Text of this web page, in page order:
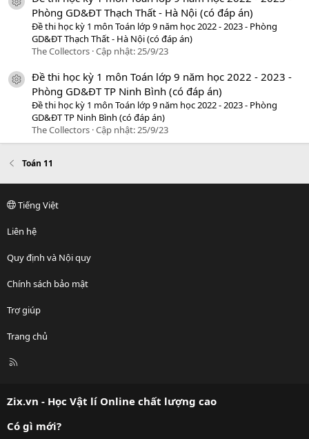
icon tài liệu
Phòng GD&ĐT Thạch Thất - Hà Nội (có đáp án)
Đề thi học kỳ 1 môn Toán lớp 9 năm học 2022 - 2023 - Phòng
GD&ĐT Thạch Thất - Hà Nội (có đáp án)
The Collectors Cập nhật:25/9/23
icon tài liệu
Đề thi học kỳ 1 môn Toán lớp 9 năm học 2022 - 2023 -
Phòng GD&ĐT TP Ninh Bình (có đáp án)
Đề thi học kỳ 1 môn Toán lớp 9 năm học 2022 - 2023 - Phòng
GD&ĐT TP Ninh Bình (có đáp án)
The Collectors Cập nhật: 25/9/23
Toán 11
Tiếng Việt
Liên hệ
Quy định và Nội quy
Chính sách bảo mật
Trợ giúp
Trang chủ
R
Zix.vn - Học Vật lí Online chất lượng cao
Có gì mới?